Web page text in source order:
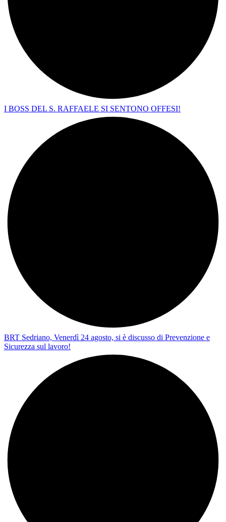
I BOSS DEL S. RAFFAELE SI SENTONO OFFESI!
BRT Sedriano, Venerdì 24 agosto, si è discusso di Prevenzione e
Sicurezza sul lavoro!